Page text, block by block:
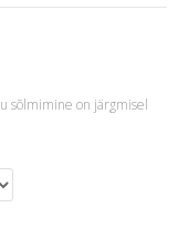
sõlmimine on järgmisel